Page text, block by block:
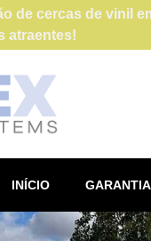
INÍCIO
de cercas de vinil
atraentes!